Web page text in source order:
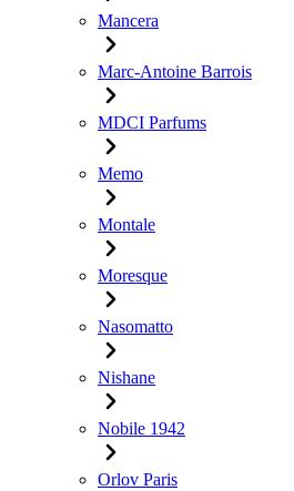
Mancera
Marc-Antoine Barrois
MDCI Parfums
Memo
Montale
Moresque
Nasomatto
Nishane
Nobile 1942
Orlov Paris